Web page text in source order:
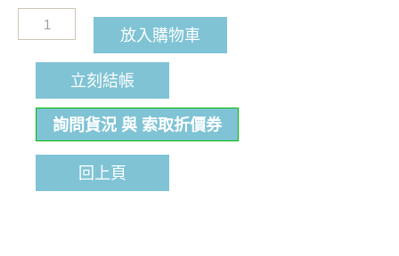
放入購物車
立刻結帳
詢問貨況 與 索取折價券
回上頁